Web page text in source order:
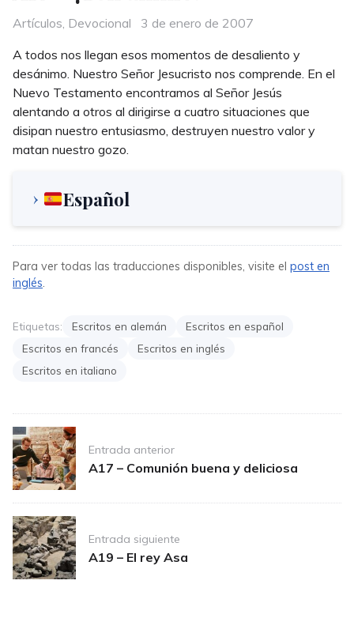
Categories
Artículos, Devocional
Posted
3 de enero de 2007
A todos nos llegan esos momentos de desaliento y
desánimo. Nuestro Señor Jesucristo nos comprende. En el
Nuevo Testamento encontramos al Señor Jesús
alentando a otros al dirigirse a cuatro situaciones que
disipan nuestro entusiasmo, destruyen nuestro valor y
matan nuestro gozo.
Español
Para ver todas las traducciones disponibles, visite el post en
inglés.
Etiquetas: Escritos en alemán
Escritos en español
Escritos en francés
Escritos en inglés
Escritos en italiano
Post
navigationEntrada anterior
A17 – Comunión buena y deliciosa
Entrada siguiente
A19 – El rey Asa